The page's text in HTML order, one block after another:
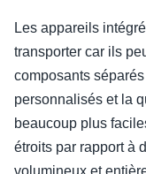
Les appareils
transporter car ils
composants
personnalisés et la
beaucoup plus
étroits par rapport à